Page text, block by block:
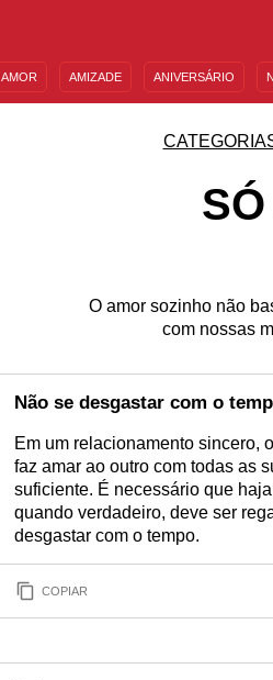
AMOR AMIZADE ANIVERSÁRIO
O amor sozinho não
com nossas
Não se desgastar com o
Em um relacionamento sincero,
faz amar ao outro com todas as
suficiente. É necessário que
quando verdadeiro, deve ser
desgastar com o tempo.
COPIAR